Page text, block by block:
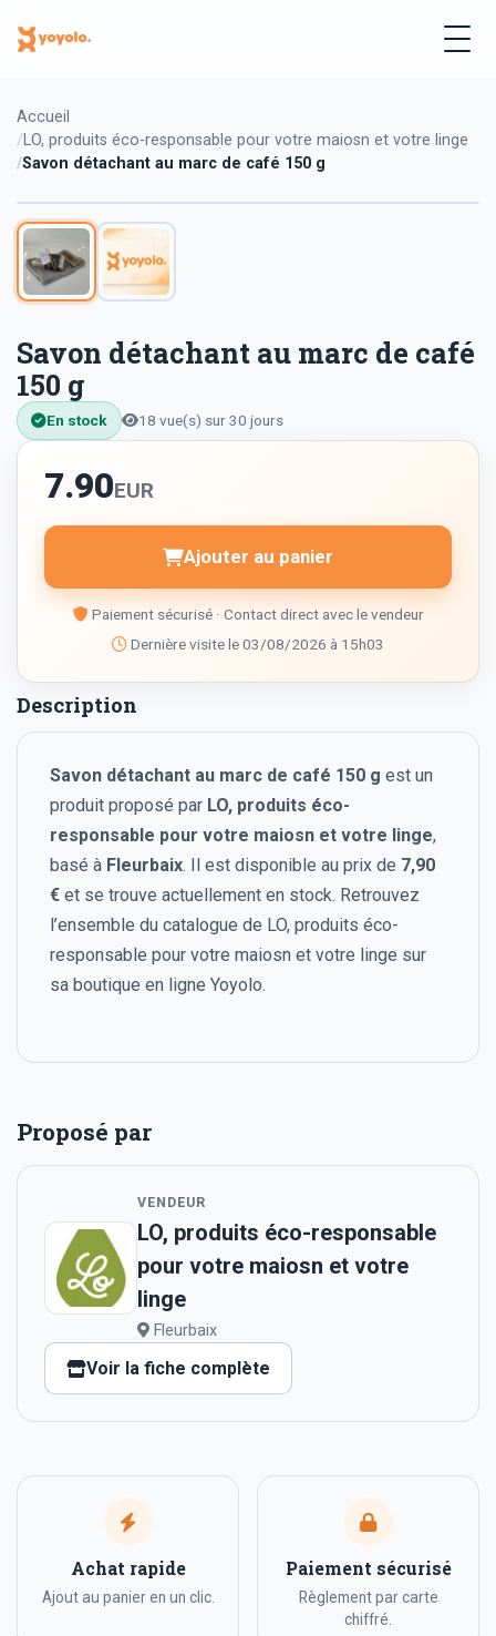
Accueil
LO, produits éco-responsable pour votre maiosn et votre linge
Savon détachant au marc de café 150 g
Savon détachant au marc de café
150 g
En stock 18 vue(s) sur 30 jours
7.90EUR
Ajouter au panier
Paiement sécurisé · Contact direct avec le vendeur
Dernière visite le 03/08/2026 à 15h03
Description
Savon détachant au marc de café 150 g est un
produit proposé par LO, produits éco-
responsable pour votre maiosn et votre linge,
basé à Fleurbaix. Il est disponible au prix de 7,90
€et se trouve actuellement en stock. Retrouvez
l’ensemble du catalogue de LO, produits éco-
responsable pour votre maiosn et votre linge sur
sa boutique en ligne Yoyolo.
Proposé par
VENDEUR
LO, produits éco-responsable
pour votre maiosn et votre
linge
Fleurbaix
Voir la fiche complète
Achat rapide
Ajout au panier en un clic.
Paiement sécurisé
Règlement par carte
chiffré.